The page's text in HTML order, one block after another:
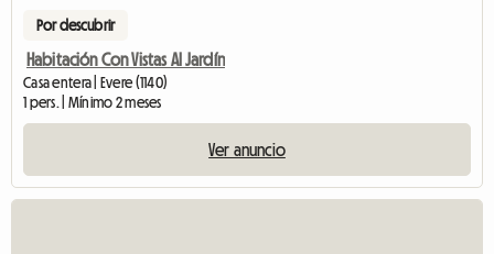
Por descubrir
Habitación Con Vistas Al Jardín
Casa entera | Evere (1140)
1 pers. | Mínimo 2 meses
Ver anuncio